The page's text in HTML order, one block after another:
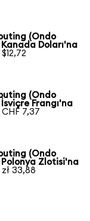
(Ondo
Doları'na
(Ondo
Frangı'na
7,37
(Ondo
Zlotisi'na
33,88